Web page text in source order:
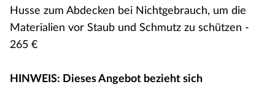
Husse zum Abdecken bei Nichtgebrauch, um die
Materialien vor Staub und Schmutz zu schützen -
265 €
HINWEIS: Dieses Angebot bezieht sich